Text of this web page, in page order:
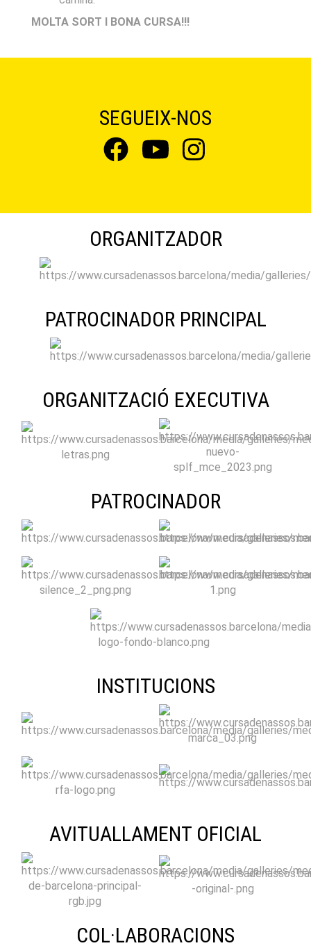
MOLTA SORT I BONA CURSA!!!
SEGUEIX-NOS
ORGANITZADOR
PATROCINADOR PRINCIPAL
ORGANITZACIÓ EXECUTIVA
PATROCINADOR
INSTITUCIONS
AVITUALLAMENT OFICIAL
COL·LABORACIONS